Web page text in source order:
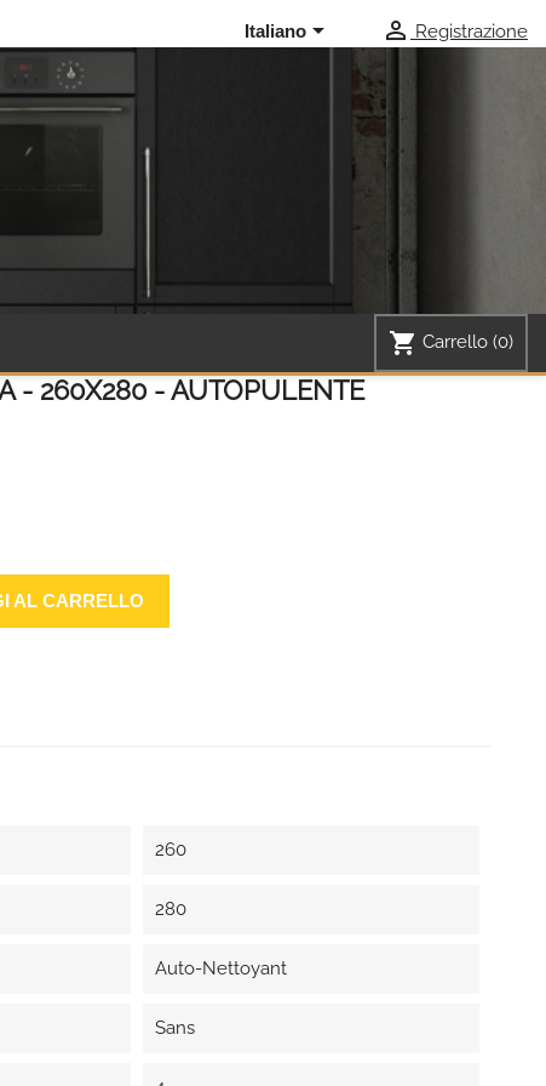
Italiano  Registrazione
shopping_cart Carrello (0)
- 260X280 - AUTOPULENTE
AL CARRELLO
260
280
Auto-Nettoyant
Sans